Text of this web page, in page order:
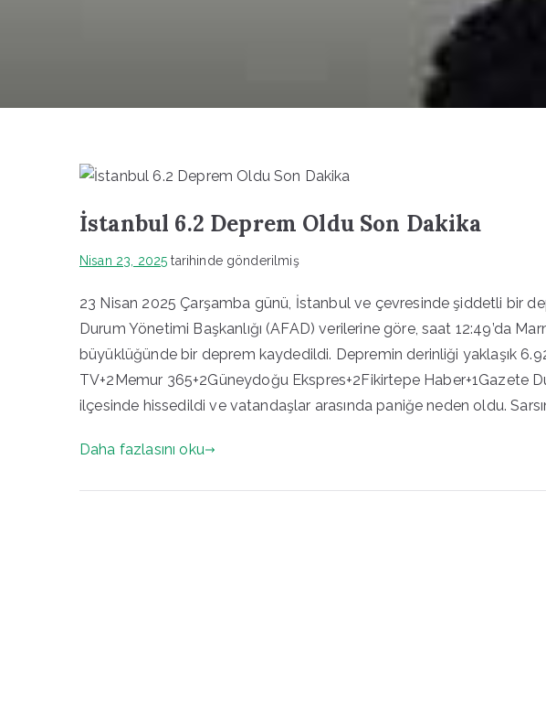
İstanbul 6.2 Deprem Oldu Son Dakika
Nisan 23, 2025 tarihinde gönderilmiş
23 Nisan 2025 Çarşamba günü, İstanbul ve çevresinde şiddetli bir
Durum Yönetimi Başkanlığı (AFAD) verilerine göre, saat 12:49’da
büyüklüğünde bir deprem kaydedildi. Depremin derinliği yaklaşık
TV+2Memur 365+2Güneydoğu Ekspres+2Fikirtepe Haber+1Gazete
ilçesinde hissedildi ve vatandaşlar arasında paniğe neden oldu.
Daha fazlasını oku